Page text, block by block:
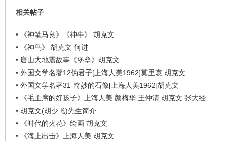
相关帖子
•
《神笔马良》《神牛》 胡克文
•
《神鸟》 胡克文 何进
• 唐山大地震故事《堡垒》胡克文
• 外国文学名著12伪君子[上海人美1962]莫里哀 胡克文
• 外国文学名著31-奇妙的石像[上海人美1962]胡克文
•
《毛主席的好孩子》上海人美 颜梅华 王仲清 胡克文 张大经
• 胡克文(胡少飞)先生简介
•
《时代的火花》绘画 胡克文
•
《海上出击》上海人美 胡克文